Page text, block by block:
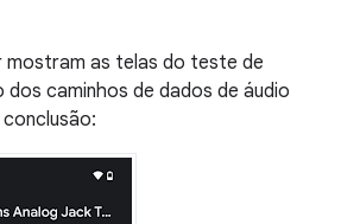
mostram as telas do teste de
caminhos de dados de áudio